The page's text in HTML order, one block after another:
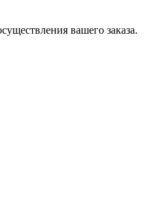
вашего заказа.